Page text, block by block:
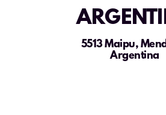
5513 Maipu,
Argentina